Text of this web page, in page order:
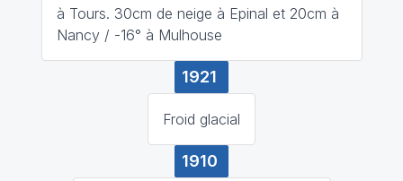
à Tours. 30cm de neige à Epinal et 20cm à
Nancy / -16° à Mulhouse
1921
Froid glacial
1910